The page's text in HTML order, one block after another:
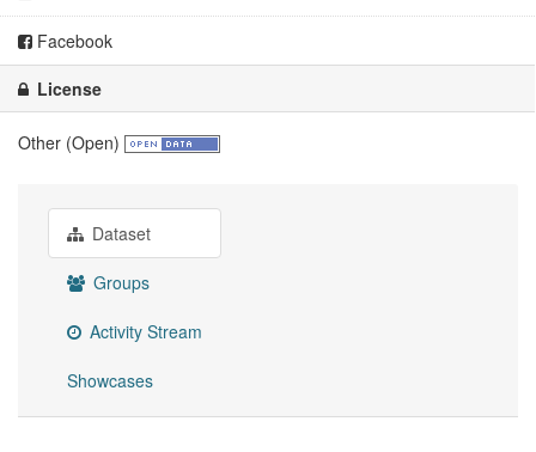
Facebook
License
Other (Open)
Dataset
Groups
Activity Stream
Showcases